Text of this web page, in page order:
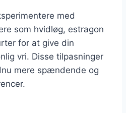
med
som hvidløg, estragon
for at give din
vri. Disse tilpasninger
mere spændende og